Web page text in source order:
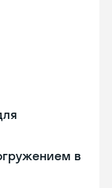
в